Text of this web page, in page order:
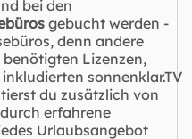
bei den
gebucht werden -
denn andere
Lizenzen,
sonnenklar.TV
du zusätzlich von
erfahrene
Urlaubsangebot